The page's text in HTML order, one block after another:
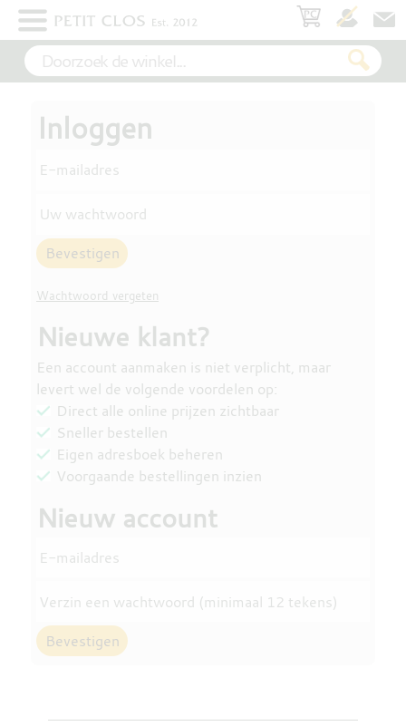
WIT
ROSÉ
MOUSSEREND
DESSERT
DESTILLATEN
PROEFDOZEN
Inloggen
E-mailadres
Uw wachtwoord
Wachtwoord vergeten
Nieuwe klant?
Een account aanmaken is niet verplicht, maar
levert wel de volgende voordelen op:
Direct alle online prijzen zichtbaar
Sneller bestellen
Eigen adresboek beheren
Voorgaande bestellingen inzien
Nieuw account
E-mailadres
Verzin een wachtwoord (minimaal 12 tekens)